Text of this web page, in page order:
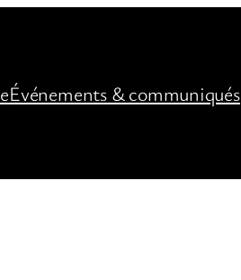
Événements & communiqués